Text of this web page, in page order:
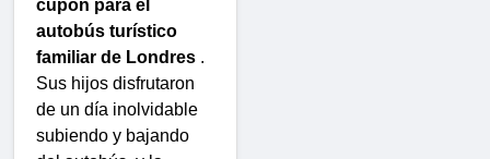
cupón para el
autobús turístico
familiar de Londres .
Sus hijos disfrutaron
de un día inolvidable
subiendo y bajando